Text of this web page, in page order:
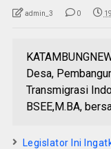
admin_3 0
Desa,
Transmigrasi
BSEE,M.BA,
Legislator Ini